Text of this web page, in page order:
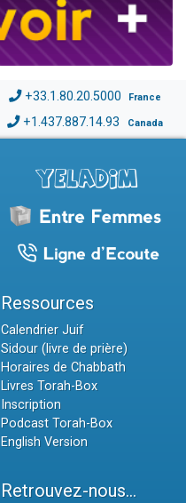
+33.1.80.20.5000 France
+1.437.887.14.93 Canada
Ressources
Calendrier Juif
Sidour (livre de prière)
Horaires de Chabbath
Livres Torah-Box
Inscription
Podcast Torah-Box
English Version
Retrouvez-nous...